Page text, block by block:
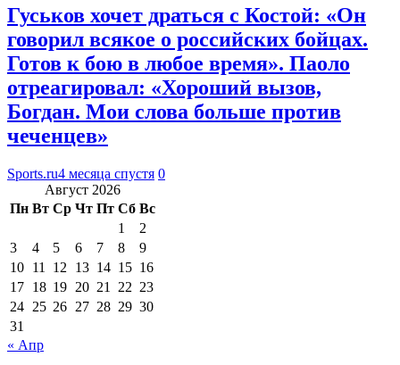
Гуськов хочет драться с Костой: «Он
говорил всякое о российских бойцах.
Готов к бою в любое время». Паоло
отреагировал: «Хороший вызов,
Богдан. Мои слова больше против
чеченцев»
Sports.ru4 месяца спустя 0
Август 2026
Пн Вт Ср Чт Пт Сб Вс
1
2
3
4 5 6 7 8
9
10 11 12 13 14 15 16
17 18 19 20 21 22 23
24 25 26 27 28 29 30
31
« Апр